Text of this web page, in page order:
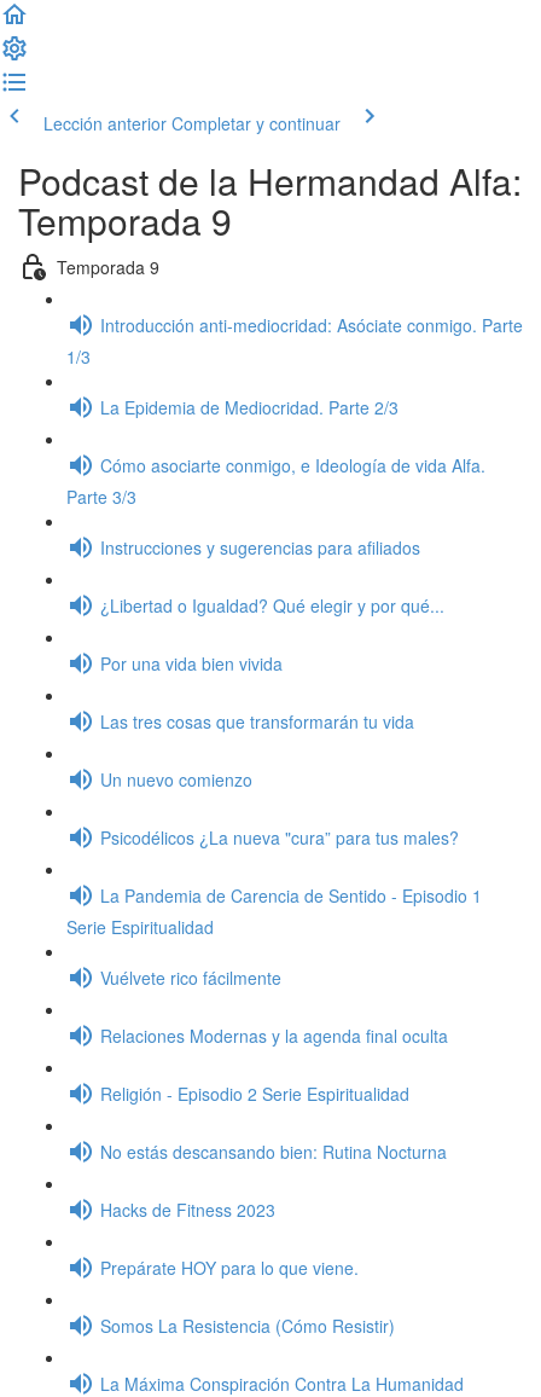
Lección anterior Completar y continuar
Podcast de la Hermandad Alfa:
Temporada 9
Temporada 9
Introducción anti-mediocridad: Asóciate conmigo. Parte
1/3
La Epidemia de Mediocridad. Parte 2/3
Cómo asociarte conmigo, e Ideología de vida Alfa.
Parte 3/3
Instrucciones y sugerencias para afiliados
¿Libertad o Igualdad? Qué elegir y por qué...
Por una vida bien vivida
Las tres cosas que transformarán tu vida
Un nuevo comienzo
Psicodélicos ¿La nueva "cura” para tus males?
La Pandemia de Carencia de Sentido - Episodio 1
Serie Espiritualidad
Vuélvete rico fácilmente
Relaciones Modernas y la agenda final oculta
Religión - Episodio 2 Serie Espiritualidad
No estás descansando bien: Rutina Nocturna
Hacks de Fitness 2023
Prepárate HOY para lo que viene.
Somos La Resistencia (Cómo Resistir)
La Máxima Conspiración Contra La Humanidad